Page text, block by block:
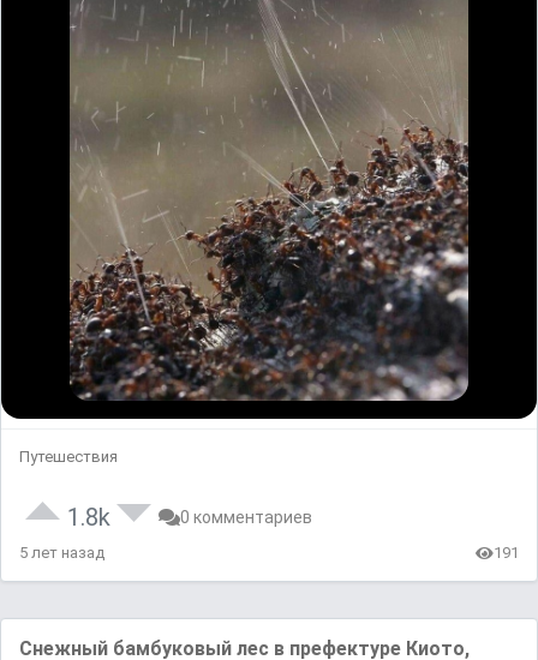
Путешествия
1.8k 0 комментариев
5 лет назад 191
Снежный бaмбуковый лес в префектуре Киото,